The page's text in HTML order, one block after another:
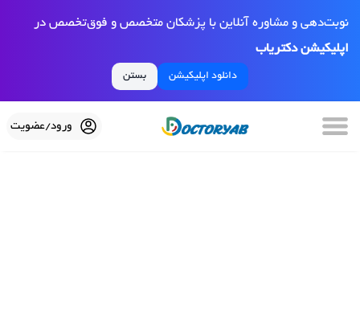
نوبت‌دهی و مشاوره آنلاین با پزشکان متخصص و فوق‌تخصص در
اپلیکیشن دکتریاب
دانلود اپلیکیشن بستن
ورود/عضویت